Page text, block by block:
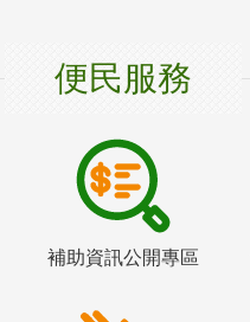
便民服務
補助資訊公開專區